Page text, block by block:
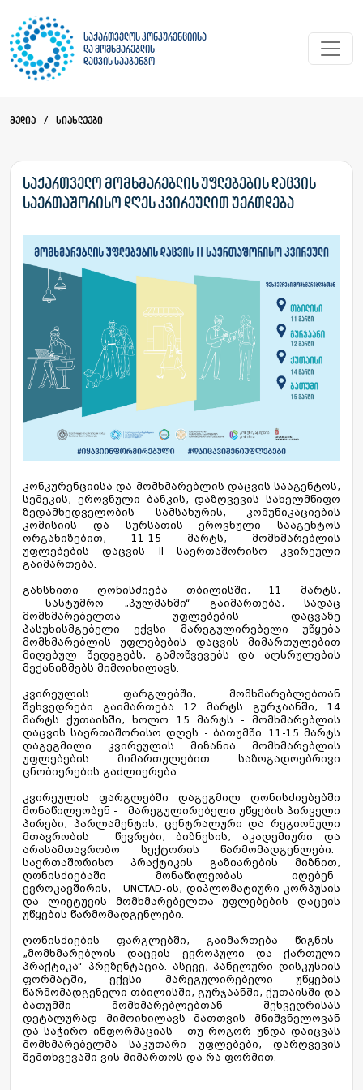
საქართველოს კონკურენციისა
და მომხმარებლის
დაცვის სააგენტო
მედია / სიახლეები
საქართველო მომხმარებლის უფლებების დაცვის
საერთაშორისო დღეს კვირეულით უერთდება
კონკურენციისა და მომხმარებლის დაცვის სააგენტოს,
სემეკის, ეროვნული ბანკის, დაზღვევის სახელმწიფო
ზედამხედველობის სამსახურის, კომუნიკაციების
კომისიის და სურსათის ეროვნული სააგენტოს
ორგანიზებით, 11-15 მარტს, მომხმარებლის
უფლებების დაცვის II საერთაშორისო კვირეული
გაიმართება.
გახსნითი ღონისძიება თბილისში, 11 მარტს,
სასტუმრო „პულმანში“ გაიმართება, სადაც
მომხმარებელთა უფლებების დაცვაზე
პასუხისმგებელი ექვსი მარეგულირებელი უწყება
მომხმარებლის უფლებების დაცვის მიმართულებით
მიღებულ შედეგებს, გამოწვევებს და აღსრულების
მექანიზმებს მიმოიხილავს.
კვირეულის ფარგლებში, მომხმარებლებთან
შეხვედრები გაიმართება 12 მარტს გურჯაანში, 14
მარტს ქუთაისში, ხოლო 15 მარტს - მომხმარებლის
დაცვის საერთაშორისო დღეს - ბათუმში. 11-15 მარტს
დაგეგმილი კვირეულის მიზანია მომხმარებლის
უფლებების მიმართულებით საზოგადოებრივი
ცნობიერების გაძლიერება.
კვირეულის ფარგლებში დაგეგმილ ღონისძიებებში
მონაწილეობენ - მარეგულირებელი უწყების პირველი
პირები, პარლამენტის, ცენტრალური და რეგიონული
მთავრობის წევრები, ბიზნესის, აკადემიური და
არასამთავრობო სექტორის წარმომადგენლები.
საერთაშორისო პრაქტიკის გაზიარების მიზნით,
ღონისძიებაში მონაწილეობას იღებენ
ევროკავშირის, UNCTAD-ის, დიპლომატიური კორპუსის
და ლიეტუვის მომხმარებელთა უფლებების დაცვის
უწყების წარმომადგენლები.
ღონისძიების ფარგლებში, გაიმართება წიგნის
„მომხმარებლის დაცვის ევროპული და ქართული
პრაქტიკა“ პრეზენტაცია. ასევე, პანელური დისკუსიის
ფორმატში, ექვსი მარეგულირებელი უწყების
წარმომადგენელი თბილისში, გურჯაანში, ქუთაისში და
ბათუმში მომხმარებლებთან შეხვედრისას
დეტალურად მიმოიხილავს მათთვის მნიშვნელოვან
და საჭირო ინფორმაციას - თუ როგორ უნდა დაიცვას
მომხმარებელმა საკუთარი უფლებები, დარღვევის
შემთხვევაში ვის მიმართოს და რა ფორმით.